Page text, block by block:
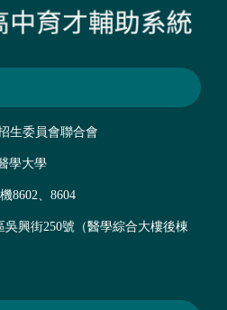
生委員會聯合會
學大學
8602、8604
吳興街250號（醫學綜合大樓後棟